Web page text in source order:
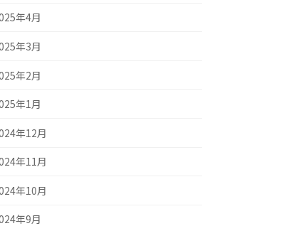
年4月
年3月
年2月
年1月
年12月
年11月
年10月
年9月